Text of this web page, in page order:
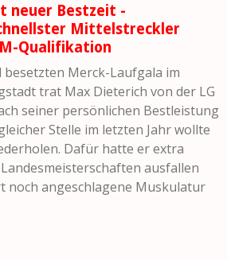
neuer Bestzeit -
Mittelstreckler
Qualifikation
Merck-Laufgala im
trat Max Dieterich von der LG
seiner persönlichen Bestleistung
Stelle im letzten Jahr wollte
Dafür hatte er extra
ausfallen
noch angeschlagene Muskulatur